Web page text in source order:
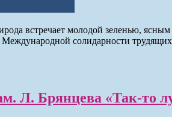
встречает молодой зеленью,
солидарности
Л. Брянцева «Так-то